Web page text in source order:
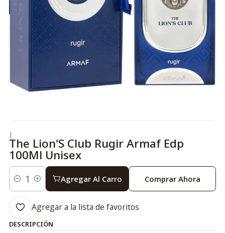
|
The Lion'S Club Rugir Armaf Edp
100Ml Unisex
Cantidad
Agregar Al Carro Comprar Ahora
Agregar a la lista de favoritos
DESCRIPCIÓN